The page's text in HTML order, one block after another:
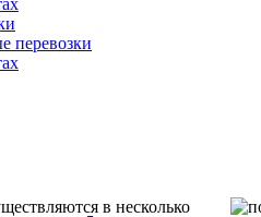
перевозки
в несколько